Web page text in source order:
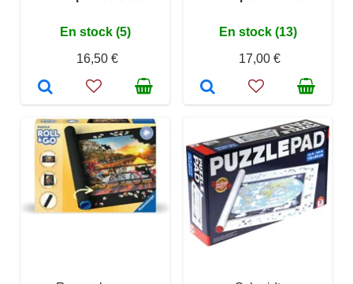
En stock (5)
16,50 €
En stock (13)
17,00 €